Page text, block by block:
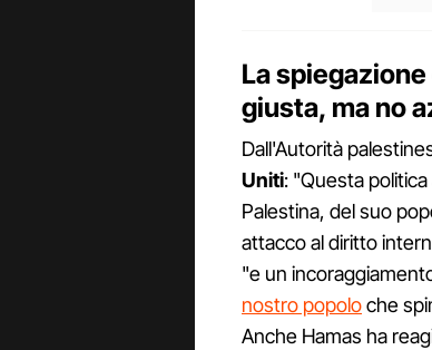
La
giusta, ma no
Dall'Autorità
Uniti: "Questa
Palestina, del suo
attacco al diritto
"e un
nostro popoloche
Anche Hamas ha